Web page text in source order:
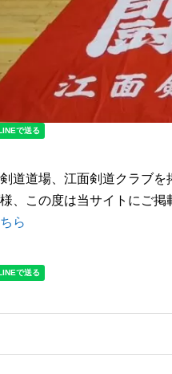
道道場、江面剣道クラブを
、この度は当サイトにご掲
ら